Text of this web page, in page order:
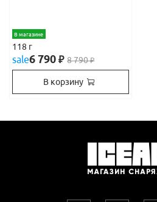
В магазине
118 г
sale6 790₽ 8 790₽
В корзину